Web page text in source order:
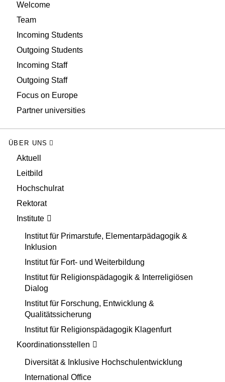
Welcome
Team
Incoming Students
Outgoing Students
Incoming Staff
Outgoing Staff
Focus on Europe
Partner universities
ÜBER UNS
Aktuell
Leitbild
Hochschulrat
Rektorat
Institute
Institut für Primarstufe, Elementarpädagogik &
Inklusion
Institut für Fort- und Weiterbildung
Institut für Religionspädagogik & Interreligiösen
Dialog
Institut für Forschung, Entwicklung &
Qualitätssicherung
Institut für Religionspädagogik Klagenfurt
Koordinationsstellen
Diversität & Inklusive Hochschulentwicklung
International Office